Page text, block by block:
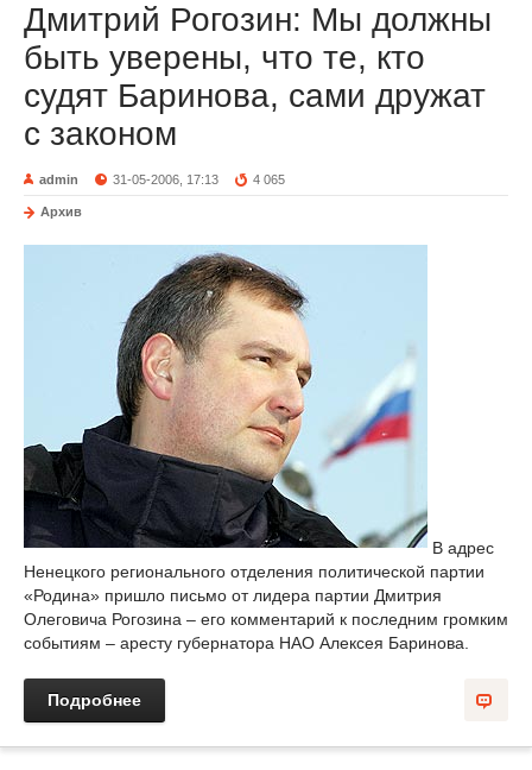
Дмитрий Рогозин: Мы должны
быть уверены, что те, кто
судят Баринова, сами дружат
с законом
admin 31-05-2006, 17:13 4 065
Архив
В адрес
Ненецкого регионального отделения политической партии
«Родина» пришло письмо от лидера партии Дмитрия
Олеговича Рогозина – его комментарий к последним громким
событиям – аресту губернатора НАО Алексея Баринова.
Подробнее